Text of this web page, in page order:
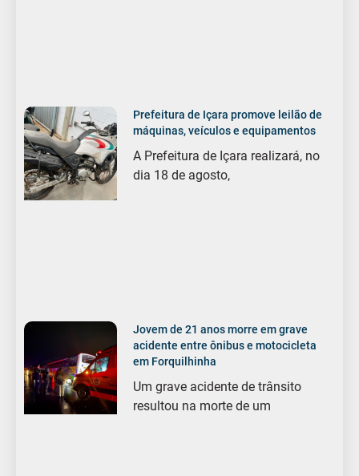
Prefeitura de Içara promove leilão de
máquinas, veículos e equipamentos
A Prefeitura de Içara realizará, no
dia 18 de agosto,
Jovem de 21 anos morre em grave
acidente entre ônibus e motocicleta
em Forquilhinha
Um grave acidente de trânsito
resultou na morte de um